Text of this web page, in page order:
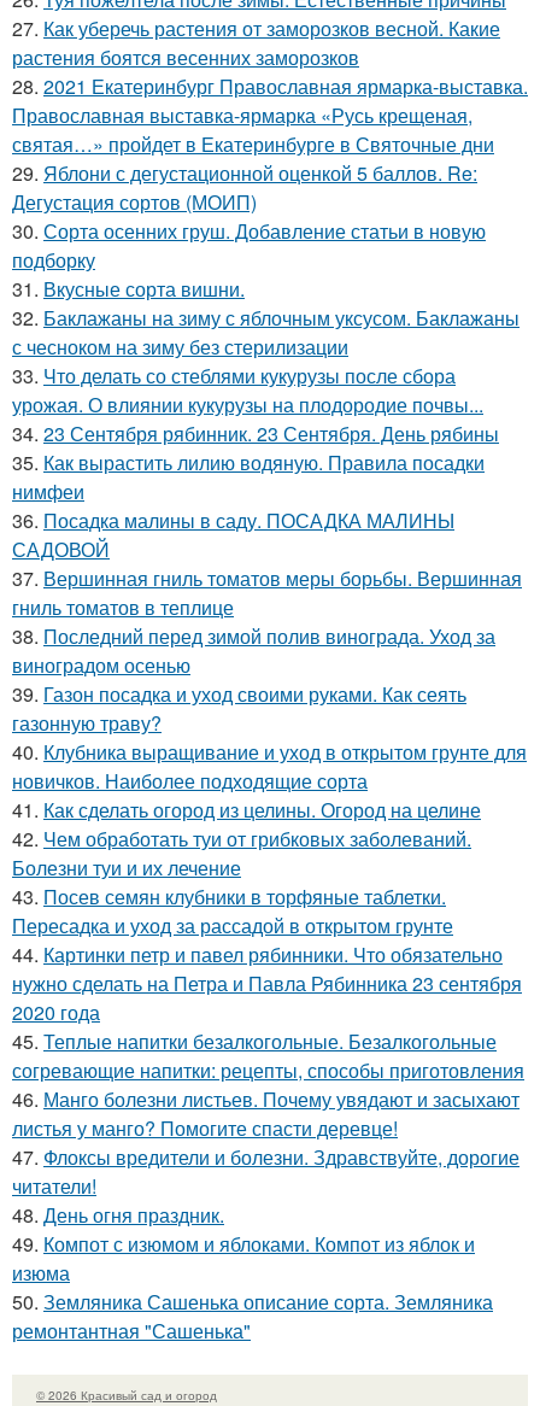
27. Как уберечь растения от заморозков весной. Какие
растения боятся весенних заморозков
28. 2021 Екатеринбург Православная ярмарка-выставка.
Православная выставка-ярмарка «Русь крещеная,
святая…» пройдет в Екатеринбурге в Святочные дни
29. Яблони с дегустационной оценкой 5 баллов. Re:
Дегустация сортов (МОИП)
30. Сорта осенних груш. Добавление статьи в новую
подборку
31. Вкусные сорта вишни.
32. Баклажаны на зиму с яблочным уксусом. Баклажаны
с чесноком на зиму без стерилизации
33. Что делать со стеблями кукурузы после сбора
урожая. О влиянии кукурузы на плодородие почвы...
34. 23 Сентября рябинник. 23 Сентября. День рябины
35. Как вырастить лилию водяную. Правила посадки
нимфеи
36. Посадка малины в саду. ПОСАДКА МАЛИНЫ
САДОВОЙ
37. Вершинная гниль томатов меры борьбы. Вершинная
гниль томатов в теплице
38. Последний перед зимой полив винограда. Уход за
виноградом осенью
39. Газон посадка и уход своими руками. Как сеять
газонную траву?
40. Клубника выращивание и уход в открытом грунте для
новичков. Наиболее подходящие сорта
41. Как сделать огород из целины. Огород на целине
42. Чем обработать туи от грибковых заболеваний.
Болезни туи и их лечение
43. Посев семян клубники в торфяные таблетки.
Пересадка и уход за рассадой в открытом грунте
44. Картинки петр и павел рябинники. Что обязательно
нужно сделать на Петра и Павла Рябинника 23 сентября
2020 года
45. Теплые напитки безалкогольные. Безалкогольные
согревающие напитки: рецепты, способы приготовления
46. Манго болезни листьев. Почему увядают и засыхают
листья у манго? Помогите спасти деревце!
47. Флоксы вредители и болезни. Здравствуйте, дорогие
читатели!
48. День огня праздник.
49. Компот с изюмом и яблоками. Компот из яблок и
изюма
50. Земляника Сашенька описание сорта. Земляника
ремонтантная "Сашенька"
© 2026 Красивый сад и огород